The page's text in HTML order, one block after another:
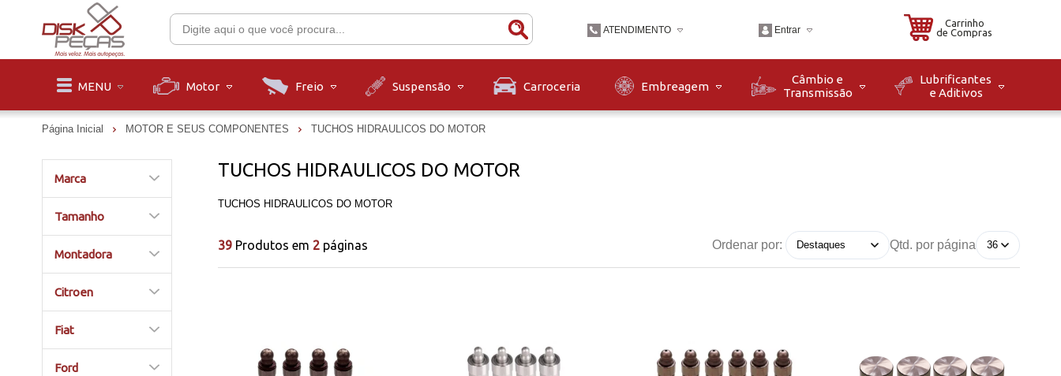
ATENDIMENTO
(47)36319900
Entrar
Carrinho
de Compras
MENU Motor Freio Suspensão Carroceria Embreagem
Câmbio e
Transmissão
Lubrificantes
e Aditivos
Página Inicial MOTOR E SEUS COMPONENTES TUCHOS HIDRAULICOS DO MOTOR
Marca
Tamanho
Montadora
Citroen
Fiat
Ford
TUCHOS HIDRAULICOS DO MOTOR
TUCHOS HIDRAULICOS DO MOTOR
39 Produtos em 2 páginas Ordenar por: Qtd. por página